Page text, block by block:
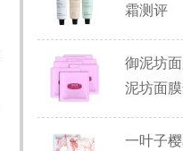
霜测评
御泥坊
泥坊面
一叶子